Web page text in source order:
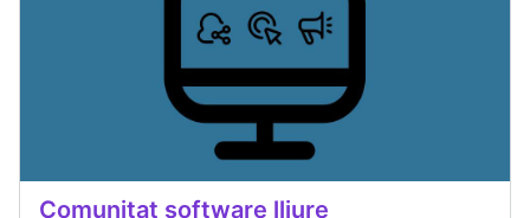
Comunitat software lliure